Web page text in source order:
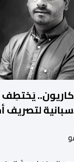
يَختطِف
لتصريف